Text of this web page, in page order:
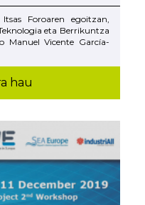
Foroaren egoitzan,
eta Berrikuntza
Manuel Vicente García-
hau